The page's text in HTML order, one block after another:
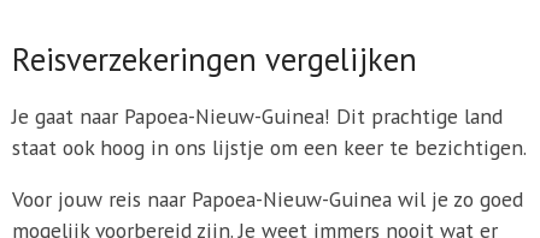
Reisverzekeringen vergelijken
Je gaat naar Papoea-Nieuw-Guinea! Dit prachtige land
staat ook hoog in ons lijstje om een keer te bezichtigen.
Voor jouw reis naar Papoea-Nieuw-Guinea wil je zo goed
mogelijk voorbereid zijn. Je weet immers nooit wat er